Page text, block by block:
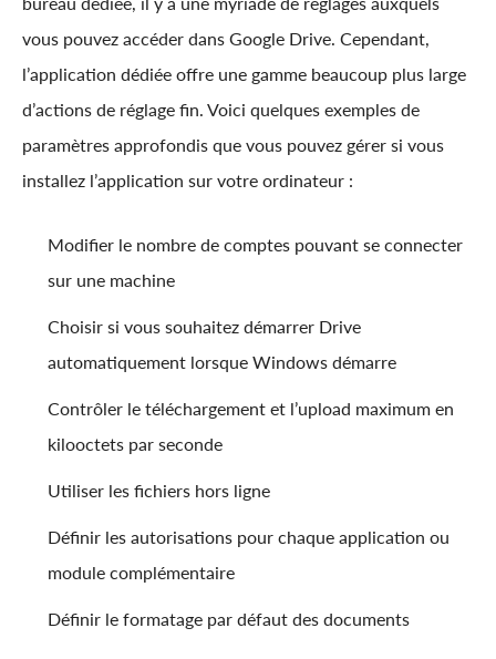
vous pouvez accéder dans Google Drive. Cependant,
l’application dédiée offre une gamme beaucoup plus large
d’actions de réglage fin. Voici quelques exemples de
paramètres approfondis que vous pouvez gérer si vous
installez l’application sur votre ordinateur :
Modifier le nombre de comptes pouvant se connecter
sur une machine
Choisir si vous souhaitez démarrer Drive
automatiquement lorsque Windows démarre
Contrôler le téléchargement et l’upload maximum en
kilooctets par seconde
Utiliser les fichiers hors ligne
Définir les autorisations pour chaque application ou
module complémentaire
Définir le formatage par défaut des documents